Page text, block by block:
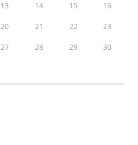
13 14 15 16
20 21 22 23
27 28 29 30